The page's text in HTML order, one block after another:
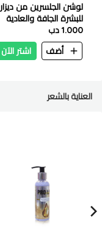
لوشن الجلسرين من ديزار
للبشرة الجافة والعادية
230 جرام
1.000 دب
أضف
اشتر الآن
العناية بالشعر